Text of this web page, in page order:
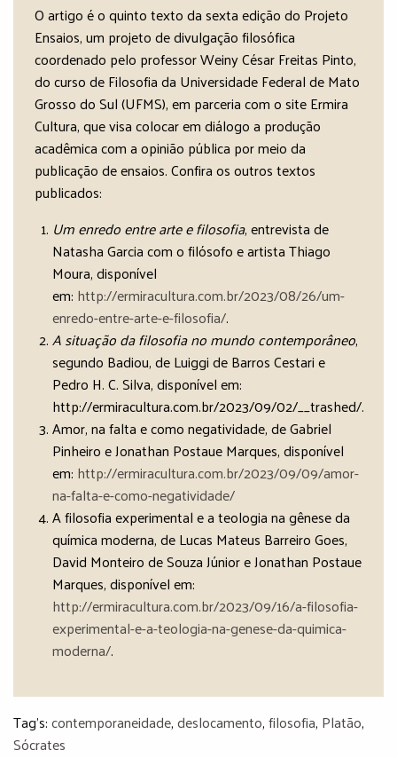
O artigo é o quinto texto da sexta edição do Projeto
Ensaios, um projeto de divulgação filosófica
coordenado pelo professor Weiny César Freitas Pinto,
do curso de Filosofia da Universidade Federal de Mato
Grosso do Sul (UFMS), em parceria com o site Ermira
Cultura, que visa colocar em diálogo a produção
acadêmica com a opinião pública por meio da
publicação de ensaios. Confira os outros textos
publicados:
Um enredo entre arte e filosofia, entrevista de
Natasha Garcia com o filósofo e artista Thiago
Moura, disponível
em: http://ermiracultura.com.br/2023/08/26/um-
enredo-entre-arte-e-filosofia/.
A situação da filosofia no mundo contemporâneo,
segundo Badiou, de Luiggi de Barros Cestari e
Pedro H. C. Silva, disponível em:
http://ermiracultura.com.br/2023/09/02/__trashed/.
Amor, na falta e como negatividade, de Gabriel
Pinheiro e Jonathan Postaue Marques, disponível
em: http://ermiracultura.com.br/2023/09/09/amor-
na-falta-e-como-negatividade/
A filosofia experimental e a teologia na gênese da
química moderna, de Lucas Mateus Barreiro Goes,
David Monteiro de Souza Júnior e Jonathan Postaue
Marques, disponível em:
http://ermiracultura.com.br/2023/09/16/a-filosofia-
experimental-e-a-teologia-na-genese-da-quimica-
moderna/.
Tag's:contemporaneidade,deslocamento,filosofia, Platão,
Sócrates